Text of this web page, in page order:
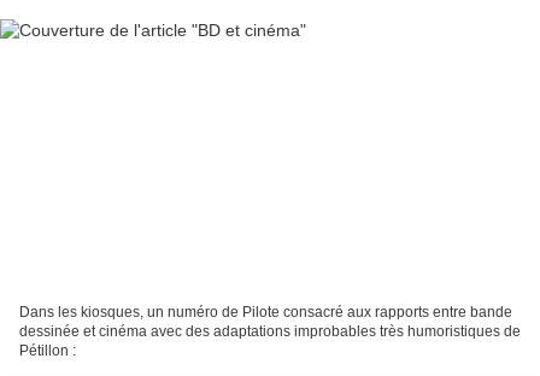
Dans les kiosques, un numéro de Pilote consacré aux rapports entre bande
dessinée et cinéma avec des adaptations improbables très humoristiques de
Pétillon :